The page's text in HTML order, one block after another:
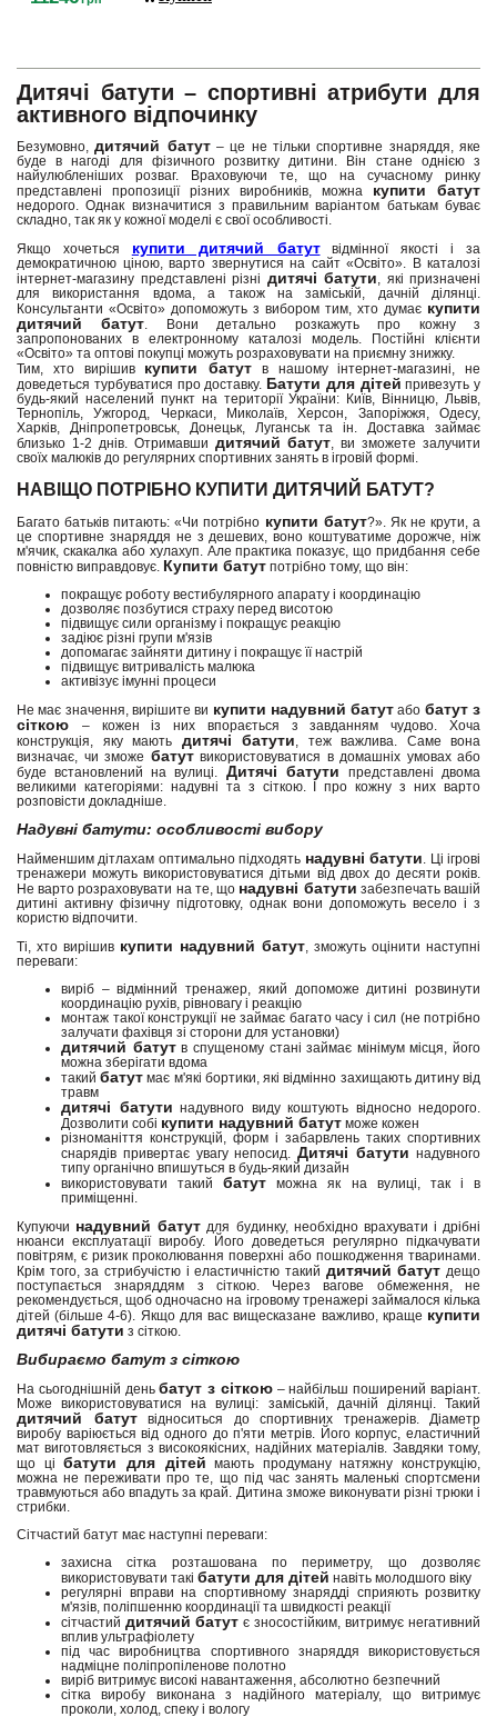
Дитячі батути – спортивні атрибути для
активного відпочинку
Безумовно,дитячий батут– це не тільки спортивне знаряддя, яке
буде в нагоді для фізичного розвитку дитини. Він стане однією з
найулюбленіших розваг. Враховуючи те, що на сучасному ринку
представлені пропозиції різних виробників, можна купити батут
недорого. Однак визначитися з правильним варіантом батькам буває
складно, так як у кожної моделі є свої особливості.
Якщо хочеться купити дитячий батутвідмінної якості і за
демократичною ціною, варто звернутися на сайт «Освіто». В каталозі
інтернет-магазину представлені різні дитячі батути, які призначені
для використання вдома, а також на заміській, дачній ділянці.
Консультанти «Освіто» допоможуть з вибором тим, хто думає купити
дитячий батут. Вони детально розкажуть про кожну з
запропонованих в електронному каталозі модель. Постійні клієнти
«Освіто» та оптові покупці можуть розраховувати на приємну знижку.
Тим, хто вирішив купити батут в нашому інтернет-магазині, не
доведеться турбуватися про доставку. Батути для дітей привезуть у
будь-який населений пункт на території України: Київ, Вінницю, Львів,
Тернопіль, Ужгород, Черкаси, Миколаїв, Херсон, Запоріжжя, Одесу,
Харків, Дніпропетровськ, Донецьк, Луганськ та ін. Доставка займає
близько 1-2 днів. Отримавши дитячий батут, ви зможете залучити
своїх малюків до регулярних спортивних занять в ігровій формі.
НАВІЩО ПОТРІБНО КУПИТИ ДИТЯЧИЙ БАТУТ?
Багато батьків питають: «Чи потрібно купити батут?». Як не крути, а
це спортивне знаряддя не з дешевих, воно коштуватиме дорожче, ніж
м'ячик, скакалка або хулахуп. Але практика показує, що придбання себе
повністю виправдовує. Купити батут потрібно тому, що він:
покращує роботу вестибулярного апарату і координацію
дозволяє позбутися страху перед висотою
підвищує сили організму і покращує реакцію
задіює різні групи м'язів
допомагає зайняти дитину і покращує її настрій
підвищує витривалість малюка
активізує імунні процеси
Не має значення, вирішите ви купити надувний батут або батут з
сіткою – кожен із них впорається з завданням чудово. Хоча
конструкція, яку мають дитячі батути, теж важлива. Саме вона
визначає, чи зможе батутвикористовуватися в домашніх умовах або
буде встановлений на вулиці. Дитячі батути представлені двома
великими категоріями: надувні та з сіткою. І про кожну з них варто
розповісти докладніше.
Надувні батути: особливості вибору
Найменшим дітлахам оптимально підходять надувні батути. Ці ігрові
тренажери можуть використовуватися дітьми від двох до десяти років.
Не варто розраховувати на те, що надувні батути забезпечать вашій
дитині активну фізичну підготовку, однак вони допоможуть весело і з
користю відпочити.
Ті, хто вирішив купити надувний батут, зможуть оцінити наступні
переваги:
виріб – відмінний тренажер, який допоможе дитині розвинути
координацію рухів, рівновагу і реакцію
монтаж такої конструкції не займає багато часу і сил (не потрібно
залучати фахівця зі сторони для установки)
дитячий батутв спущеному стані займає мінімум місця, його
можна зберігати вдома
такийбатут має м'які бортики, які відмінно захищають дитину від
травм
дитячі батути надувного виду коштують відносно недорого.
Дозволити собі купити надувний батут може кожен
різноманіття конструкцій, форм і забарвлень таких спортивних
снарядів привертає увагу непосид.Дитячі батути надувного
типу органічно впишуться в будь-який дизайн
використовувати такийбатут можна як на вулиці, так і в
приміщенні.
Купуючи надувний батут для будинку, необхідно врахувати і дрібні
нюанси експлуатації виробу. Його доведеться регулярно підкачувати
повітрям, є ризик проколювання поверхні або пошкодження тваринами.
Крім того, за стрибучістю і еластичністю такий дитячий батут дещо
поступається знаряддям з сіткою. Через вагове обмеження, не
рекомендується, щоб одночасно на ігровому тренажері займалося кілька
дітей (більше 4-6). Якщо для вас вищесказане важливо, краще купити
дитячі батути з сіткою.
Вибираємо батут з сіткою
На сьогоднішній деньбатут з сіткою– найбільш поширений варіант.
Може використовуватися на вулиці: заміській, дачній ділянці. Такий
дитячий батутвідноситься до спортивних тренажерів. Діаметр
виробу варіюється від одного до п'яти метрів. Його корпус, еластичний
мат виготовляється з високоякісних, надійних матеріалів. Завдяки тому,
що цібатути для дітей мають продуману натяжну конструкцію,
можна не переживати про те, що під час занять маленькі спортсмени
травмуються або впадуть за край. Дитина зможе виконувати різні трюки і
стрибки.
Сітчастий батут має наступні переваги:
захисна сітка розташована по периметру, що дозволяє
використовувати такі батути для дітей навіть молодшого віку
регулярні вправи на спортивному знарядді сприяють розвитку
м'язів, поліпшенню координації та швидкості реакції
сітчастий дитячий батут є зносостійким, витримує негативний
вплив ультрафіолету
під час виробництва спортивного знаряддя використовується
надміцне поліпропіленове полотно
виріб витримує високі навантаження, абсолютно безпечний
сітка виробу виконана з надійного матеріалу, що витримує
проколи, холод, спеку і вологу